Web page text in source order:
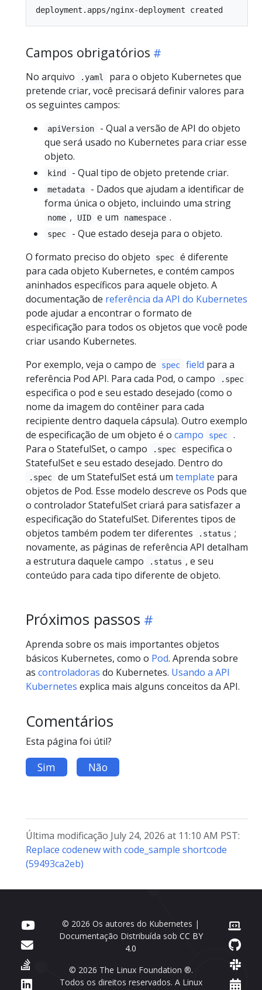
Campos obrigatórios
No arquivo .yaml
para o objeto Kubernetes que
pretende criar, você precisará definir valores para
os seguintes campos:
apiVersion
- Qual a versão de API do objeto
que será usado no Kubernetes para criar esse
objeto.
kind - Qual tipo de objeto pretende criar.
metadata
- Dados que ajudam a identificar de
forma única o objeto, incluindo uma string
nome , UID e um namespace .
spec
- Que estado deseja para o objeto.
O formato preciso do objeto
spec
é diferente
para cada objeto Kubernetes, e contém campos
aninhados específicos para aquele objeto. A
documentação de referência da API do Kubernetes
pode ajudar a encontrar o formato de
especificação para todos os objetos que você pode
criar usando Kubernetes.
Por exemplo, veja o campo de
spec field para a
referência Pod API. Para cada Pod, o campo
.spec
especifica o pod e seu estado desejado (como o
nome da imagem do contêiner para cada
recipiente dentro daquela cápsula). Outro exemplo
de especificação de um objeto é o campo spec
.
Para o StatefulSet, o campo
.spec
especifica o
StatefulSet e seu estado desejado. Dentro do
.spec de um StatefulSet está um template para
objetos de Pod. Esse modelo descreve os Pods que
o controlador StatefulSet criará para satisfazer a
especificação do StatefulSet. Diferentes tipos de
objetos também podem ter diferentes
.status ;
novamente, as páginas de referência API detalham
a estrutura daquele campo
.status , e seu
conteúdo para cada tipo diferente de objeto.
Próximos passos
Aprenda sobre os mais importantes objetos
básicos Kubernetes, como o Pod. Aprenda sobre
as controladoras do Kubernetes. Usando a API
Kubernetes explica mais alguns conceitos da API.
Comentários
Esta página foi útil?
Sim Não
Última modificação July 24, 2026 at 11:10 AM PST:
Replace codenew with code_sample shortcode
(59493ca2eb)
© 2026 Os autores do Kubernetes |
Documentação Distribuída sob CC BY
4.0
© 2026 The Linux Foundation ®.
Todos os direitos reservados. A Linux